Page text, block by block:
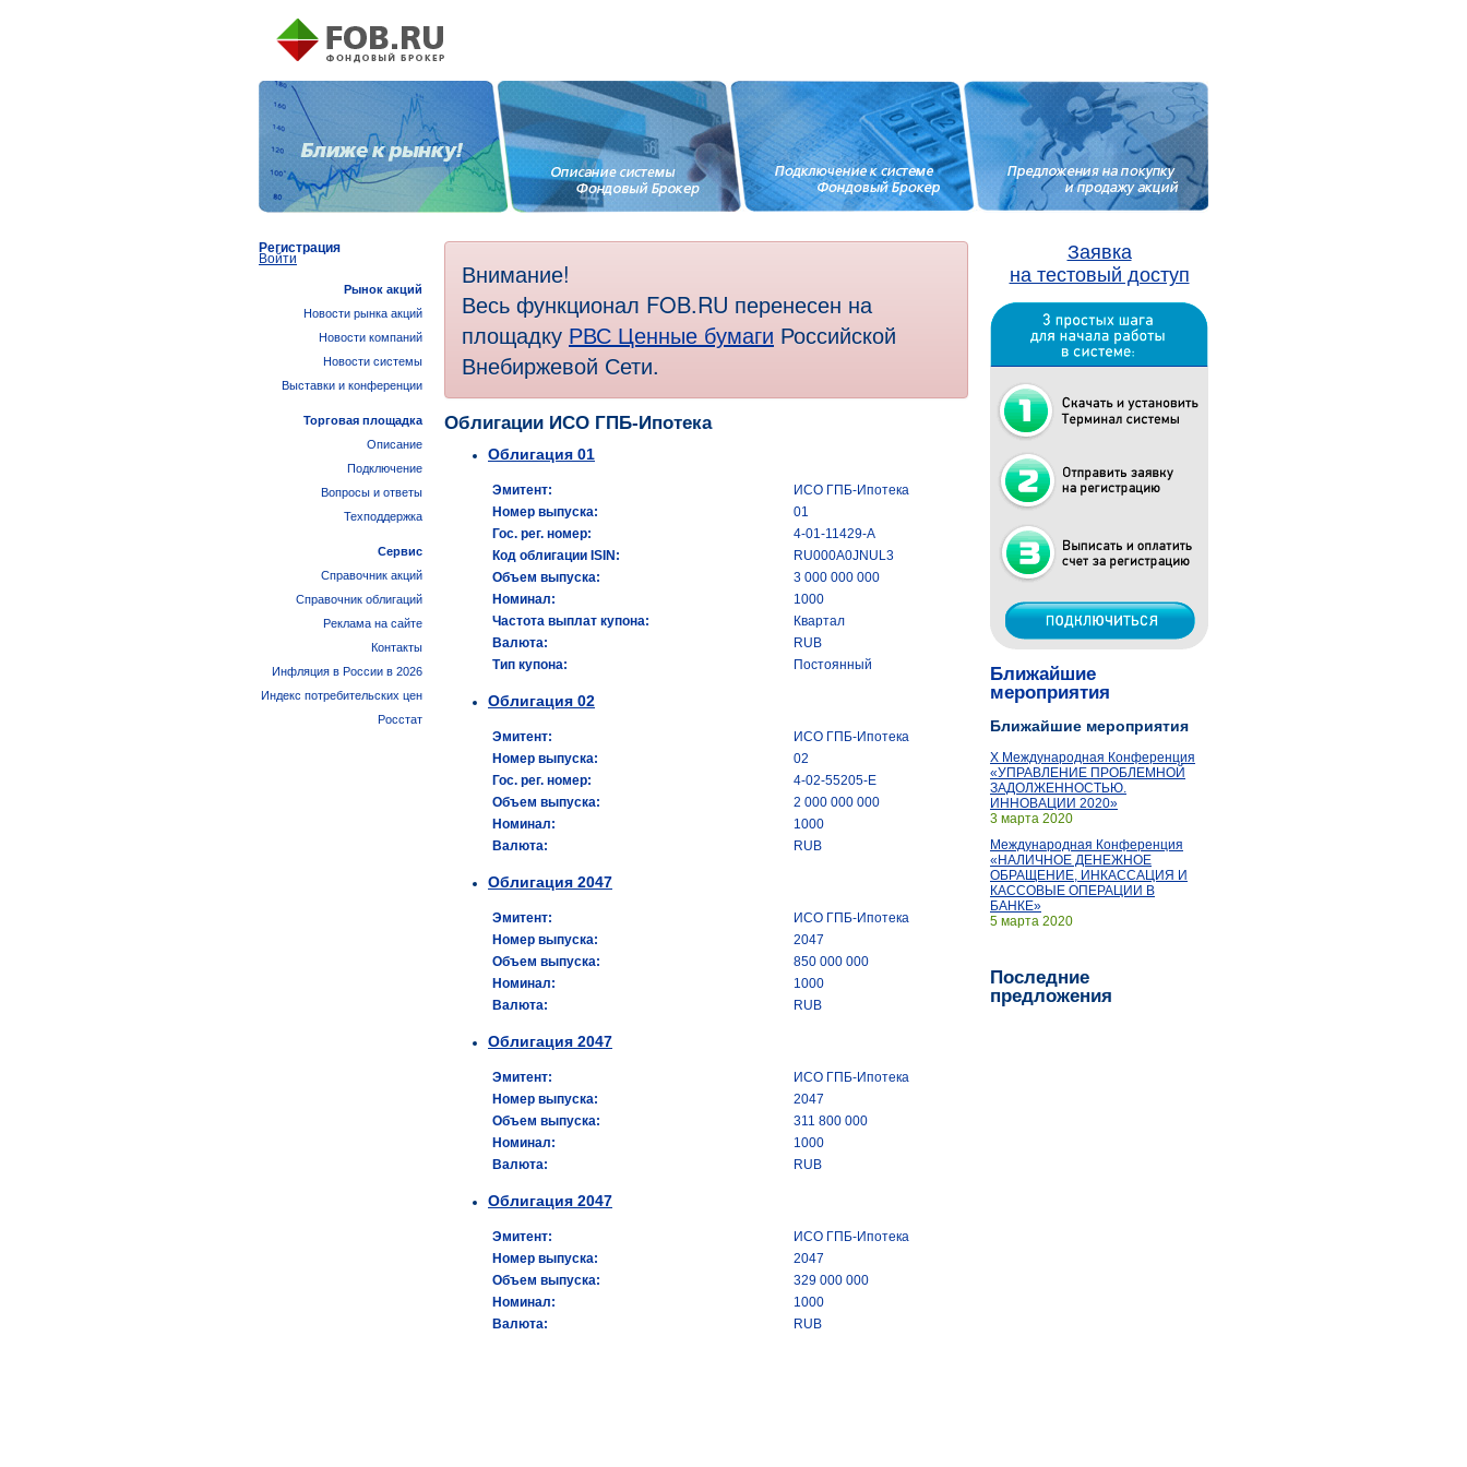
Внимание!
Весь функционал FOB.RU перенесен на
площадку РВС Ценные бумаги Российской
Внебиржевой Сети.
Облигации ИСО ГПБ-Ипотека
Облигация 01
Эмитент:
ИСО ГПБ-Ипотека
Номер выпуска:
01
Гос. рег. номер:
4-01-11429-А
Код облигации ISIN:
RU000A0JNUL3
Объем выпуска:
3 000 000 000
Номинал:
1000
Частота выплат купона:
Квартал
Валюта:
RUB
Тип купона:
Постоянный
Облигация 02
Эмитент:
ИСО ГПБ-Ипотека
Номер выпуска:
02
Гос. рег. номер:
4-02-55205-Е
Объем выпуска:
2 000 000 000
Номинал:
1000
Валюта:
RUB
Облигация 2047
Эмитент:
ИСО ГПБ-Ипотека
Номер выпуска:
2047
Объем выпуска:
850 000 000
Номинал:
1000
Валюта:
RUB
Облигация 2047
Эмитент:
ИСО ГПБ-Ипотека
Номер выпуска:
2047
Объем выпуска:
311 800 000
Номинал:
1000
Валюта:
RUB
Облигация 2047
Эмитент:
ИСО ГПБ-Ипотека
Номер выпуска:
2047
Объем выпуска:
329 000 000
Номинал:
1000
Валюта:
RUB
Заявка
на тестовый доступ
Ближайшие
мероприятия
Ближайшие мероприятия
X Международная Конференция
«УПРАВЛЕНИЕ ПРОБЛЕМНОЙ
ЗАДОЛЖЕННОСТЬЮ.
ИННОВАЦИИ 2020»
3 марта 2020
Международная Конференция
«НАЛИЧНОЕ ДЕНЕЖНОЕ
ОБРАЩЕНИЕ, ИНКАССАЦИЯ И
КАССОВЫЕ ОПЕРАЦИИ В
БАНКЕ»
5 марта 2020
Последние
предложения
Регистрация
Войти
Рынок акций
Новости рынка акций
Новости компаний
Новости системы
Выставки и конференции
Торговая площадка
Описание
Подключение
Вопросы и ответы
Техподдержка
Сервис
Справочник акций
Справочник облигаций
Реклама на сайте
Контакты
Инфляция в России в 2026
Индекс потребительских цен
Росстат